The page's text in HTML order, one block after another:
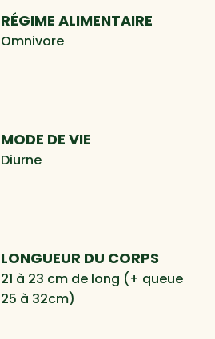
RÉGIME ALIMENTAIRE
Omnivore
MODE DE VIE
Diurne
LONGUEUR DU CORPS
21 à 23 cm de long (+ queue
25 à 32cm)